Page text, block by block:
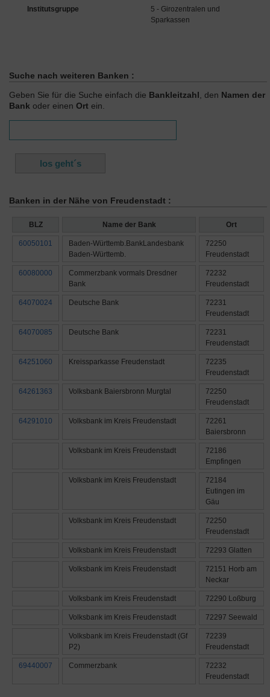
Institutsgruppe
5 - Girozentralen und
Sparkassen
Suche nach weiteren Banken :
Geben Sie für die Suche einfach die Bankleitzahl , den Namen der
Bank oder einen Ort ein.
Banken in der Nähe von Freudenstadt :
BLZ Name der Bank Ort
60050101
Baden-Württemb.BankLandesbank
Baden-Württemb.
72250
Freudenstadt
60080000
Commerzbank vormals Dresdner
Bank
72232
Freudenstadt
64070024 Deutsche Bank
72231
Freudenstadt
64070085 Deutsche Bank
72231
Freudenstadt
64251060 Kreissparkasse Freudenstadt
72235
Freudenstadt
64261363 Volksbank Baiersbronn Murgtal
72250
Freudenstadt
64291010 Volksbank im Kreis Freudenstadt
72261
Baiersbronn
Volksbank im Kreis Freudenstadt
72186
Empfingen
Volksbank im Kreis Freudenstadt
72184
Eutingen im
Gäu
Volksbank im Kreis Freudenstadt
72250
Freudenstadt
Volksbank im Kreis Freudenstadt 72293 Glatten
Volksbank im Kreis Freudenstadt
72151 Horb am
Neckar
Volksbank im Kreis Freudenstadt 72290 Loßburg
Volksbank im Kreis Freudenstadt 72297 Seewald
Volksbank im Kreis Freudenstadt (Gf
P2)
72239
Freudenstadt
69440007 Commerzbank
72232
Freudenstadt